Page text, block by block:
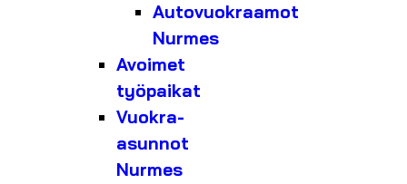
Autovuokraamot
Nurmes
Avoimet
työpaikat
Vuokra-
asunnot
Nurmes